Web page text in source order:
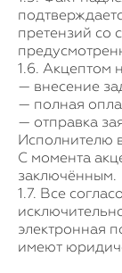
претензий со
1.6. Акцептом
— внесение
— полная
— отправка
Исполнителю
С момента
заключённым.
1.7. Все
электронная
имеют